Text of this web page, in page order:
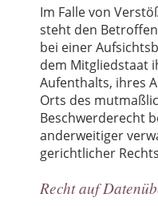
Im Falle von
steht den
bei einer
dem Mitgliedstaat
Aufenthalts, ihres
Orts des
Beschwerderecht
anderweitiger
gerichtlicher
Recht auf